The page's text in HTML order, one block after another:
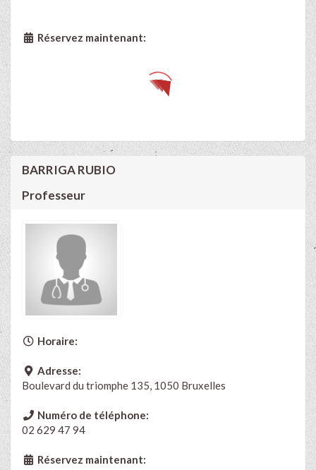
Réservez maintenant:
BARRIGA RUBIO
Professeur
Horaire:
Adresse:
Boulevard du triomphe 135, 1050 Bruxelles
Numéro de téléphone:
02 629 47 94
Réservez maintenant: